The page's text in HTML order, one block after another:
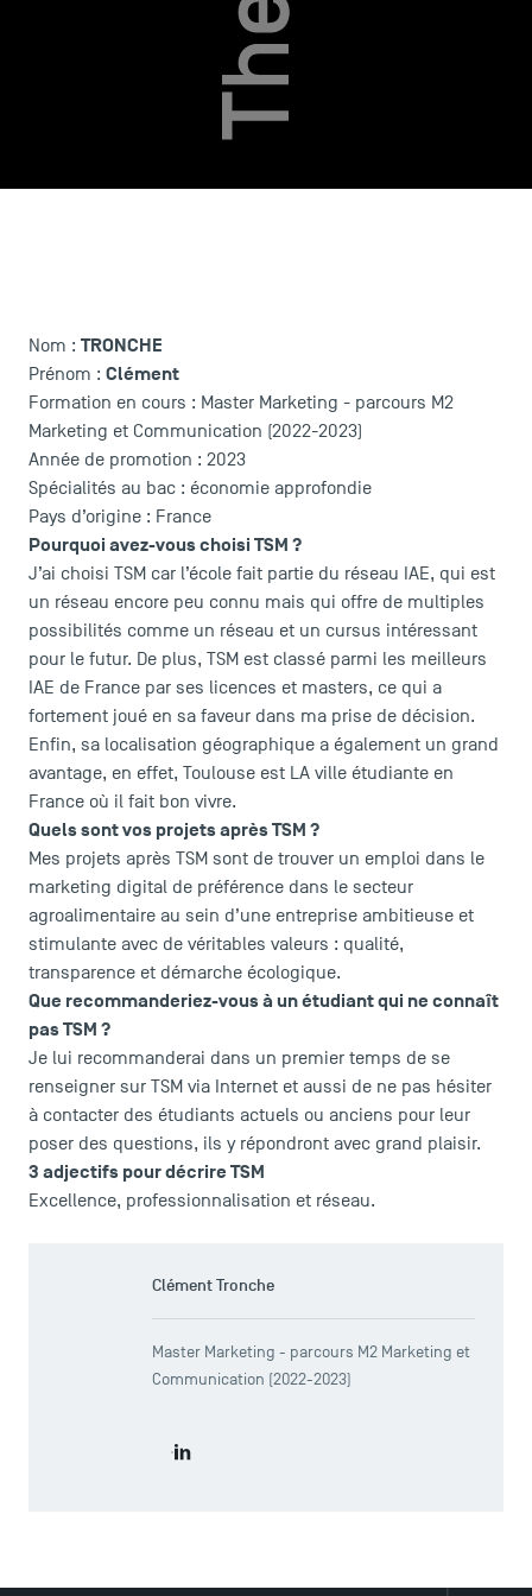
USEFUL ITEMS
Faculty
Campus Tour
Accreditations
Nom : TRONCHE
Prénom : Clément
Formation en cours : Master Marketing - parcours M2
Marketing et Communication (2022-2023)
Année de promotion : 2023
Spécialités au bac : économie approfondie
Pays d’origine : France
Pourquoi avez-vous choisi TSM ?
J’ai choisi TSM car l’école fait partie du réseau IAE, qui est
un réseau encore peu connu mais qui offre de multiples
possibilités comme un réseau et un cursus intéressant
pour le futur. De plus, TSM est classé parmi les meilleurs
IAE de France par ses licences et masters, ce qui a
fortement joué en sa faveur dans ma prise de décision.
Enfin, sa localisation géographique a également un grand
avantage, en effet, Toulouse est LA ville étudiante en
France où il fait bon vivre.
Quels sont vos projets après TSM ?
Mes projets après TSM sont de trouver un emploi dans le
marketing digital de préférence dans le secteur
agroalimentaire au sein d’une entreprise ambitieuse et
stimulante avec de véritables valeurs : qualité,
transparence et démarche écologique.
Que recommanderiez-vous à un étudiant qui ne connaît
pas TSM ?
Je lui recommanderai dans un premier temps de se
renseigner sur TSM via Internet et aussi de ne pas hésiter
à contacter des étudiants actuels ou anciens pour leur
poser des questions, ils y répondront avec grand plaisir.
3 adjectifs pour décrire TSM
Excellence, professionnalisation et réseau.
Clément Tronche
Master Marketing - parcours M2 Marketing et
Communication (2022-2023)
Consult Clément Tronche LinkedIn profile